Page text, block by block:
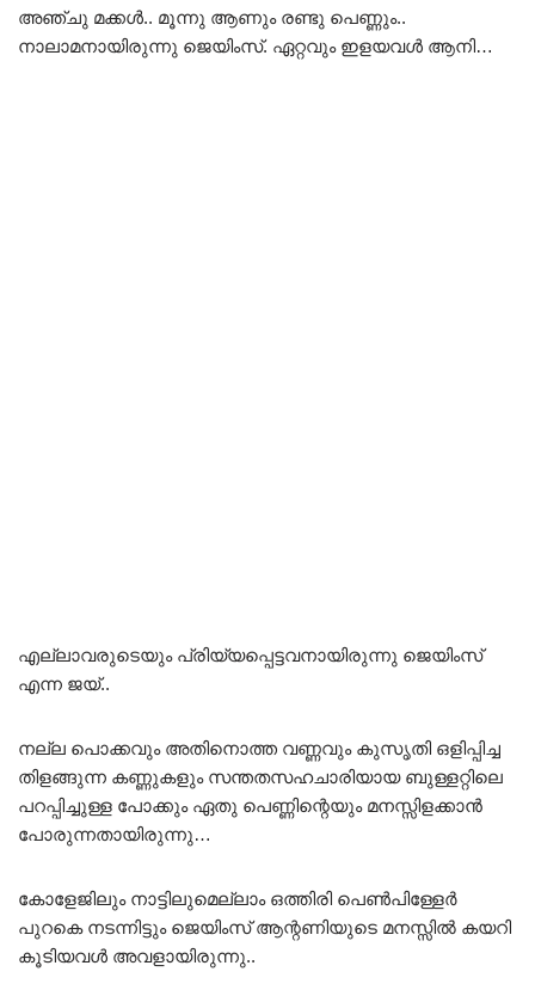
അഞ്ചു മക്കൾ.. മൂന്നു ആണും രണ്ടു പെണ്ണും..
നാലാമനായിരുന്നു ജെയിംസ്. ഏറ്റവും ഇളയവൾ ആനി…
എല്ലാവരുടെയും പ്രിയ്യപ്പെട്ടവനായിരുന്നു ജെയിംസ്
എന്ന ജയ്..
നല്ല പൊക്കവും അതിനൊത്ത വണ്ണവും കുസൃതി ഒളിപ്പിച്ച
തിളങ്ങുന്ന കണ്ണുകളും സന്തതസഹചാരിയായ ബുള്ളറ്റിലെ
പറപ്പിച്ചുള്ള പോക്കും ഏതു പെണ്ണിന്റെയും മനസ്സിളക്കാൻ
പോരുന്നതായിരുന്നു…
കോളേജിലും നാട്ടിലുമെല്ലാം ഒത്തിരി പെൺപിള്ളേർ
പുറകെ നടന്നിട്ടും ജെയിംസ് ആന്റണിയുടെ മനസ്സിൽ കയറി
കൂടിയവൾ അവളായിരുന്നു..